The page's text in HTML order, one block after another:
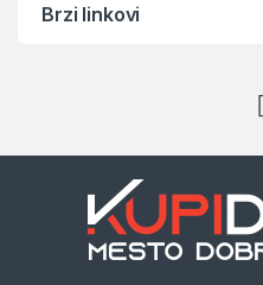
Brzi linkovi